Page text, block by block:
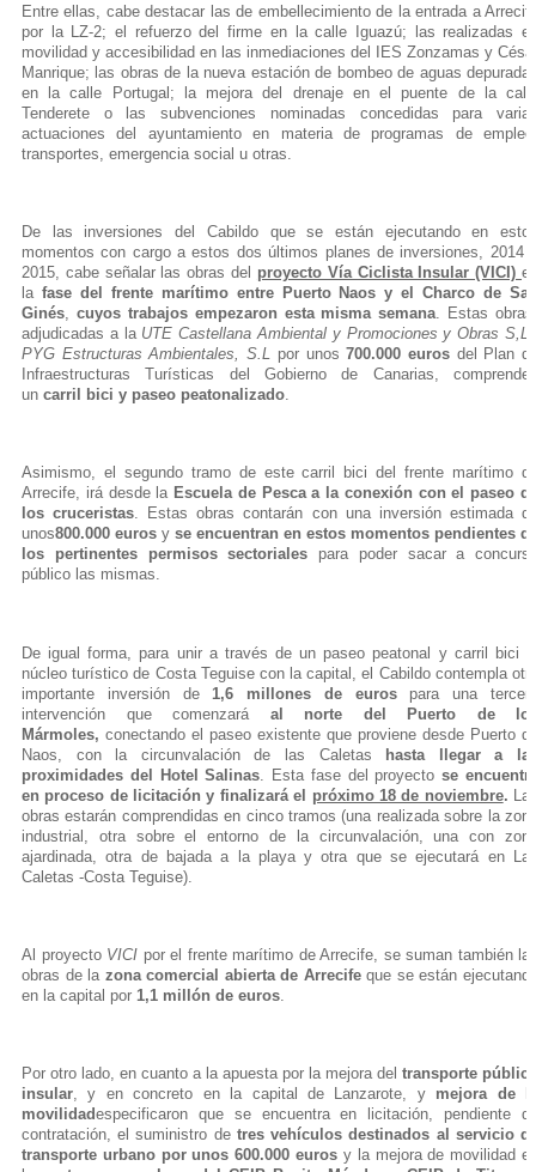
Entre ellas, cabe destacar las de embellecimiento de la entrada a
por la LZ-2; el refuerzo del firme en la calle Iguazú; las realizadas
movilidad y accesibilidad en las inmediaciones del IES Zonzamas y
Manrique; las obras de la nueva estación de bombeo de aguas
en la calle Portugal; la mejora del drenaje en el puente de la
Tenderete o las subvenciones nominadas concedidas para
actuaciones del ayuntamiento en materia de programas de
transportes, emergencia social u otras.
De las inversiones del Cabildo que se están ejecutando en
momentos con cargo a estos dos últimos planes de inversiones, 2014
2015, cabe señalar las obras del proyecto Vía Ciclista Insular (VICI)
la fase del frente marítimo entre Puerto Naos y el Charco de
Ginés
cuyos trabajos empezaron esta misma semana
Estas
adjudicadas a la UTE Castellana Ambiental y Promociones y Obras
PYG Estructuras Ambientales, S.L
por unos700.000 eurosdel Plan
Infraestructuras Turísticas del Gobierno de Canarias,
un carril bici y paseo peatonalizado
Asimismo, el segundo tramo de este carril bici del frente marítimo
Arrecife, irá desde la Escuela de Pesca a la conexión con el paseo
los cruceristas. Estas obras contarán con una inversión estimada
unos800.000 euros y se encuentran en estos momentos pendientes
los pertinentes permisos sectoriales para poder sacar a
público las mismas.
De igual forma, para unir a través de un paseo peatonal y carril bici
núcleo turístico de Costa Teguise con la capital, el Cabildo contempla
importante inversión de 1,6 millones de eurospara una
intervención que comenzará al norte del Puerto de
Mármoles, conectando el paseo existente que proviene desde Puerto
Naos, con la circunvalación de las Caletas hasta llegar a
proximidades del Hotel Salinas . Esta fase del proyectose
en proceso de licitación y finalizará el próximo 18 de noviembre.
obras estarán comprendidas en cinco tramos (una realizada sobre la
industrial, otra sobre el entorno de la circunvalación, una con
ajardinada, otra de bajada a la playa y otra que se ejecutará en
Caletas -Costa Teguise).
Al proyecto VICI por el frente marítimo de Arrecife, se suman también
obras de la zona comercial abierta de Arrecifeque se están
en la capital por 1,1 millón de euros.
Por otro lado, en cuanto a la apuesta por la mejora del transporte
insular, y en concreto en la capital de Lanzarote, y mejora de
movilidadespecificaron que se encuentra en licitación, pendiente
contratación, el suministro detres vehículos destinados al servicio
transporte urbano por unos 600.000 euros y la mejora de movilidad